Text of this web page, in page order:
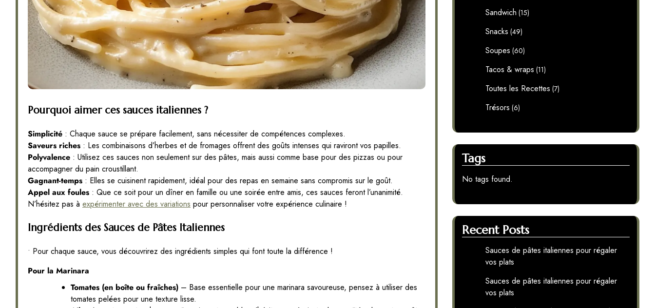
Pourquoi aimer ces sauces italiennes ?
Simplicité : Chaque sauce se prépare facilement, sans nécessiter de compétences complexes.
Saveurs riches : Les combinaisons d’herbes et de fromages offrent des goûts intenses qui raviront vos papilles.
Polyvalence : Utilisez ces sauces non seulement sur des pâtes, mais aussi comme base pour des pizzas ou pour
accompagner du pain croustillant.
Gagnant-temps : Elles se cuisinent rapidement, idéal pour des repas en semaine sans compromis sur le goût.
Appel aux foules : Que ce soit pour un dîner en famille ou une soirée entre amis, ces sauces feront l’unanimité.
N’hésitez pas à expérimenter avec des variations pour personnaliser votre expérience culinaire !
Ingrédients des Sauces de Pâtes Italiennes
• Pour chaque sauce, vous découvrirez des ingrédients simples qui font toute la différence !
Pour la Marinara
Tomates (en boîte ou fraîches) – Base essentielle pour une marinara savoureuse, pensez à utiliser des
tomates pelées pour une texture lisse.
Sandwich (15)
Snacks (49)
Soupes (60)
Tacos & wraps (11)
Toutes les Recettes (7)
Trésors (6)
Tags
No tags found.
Recent Posts
Sauces de pâtes italiennes pour régaler
vos plats
Sauces de pâtes italiennes pour régaler
vos plats